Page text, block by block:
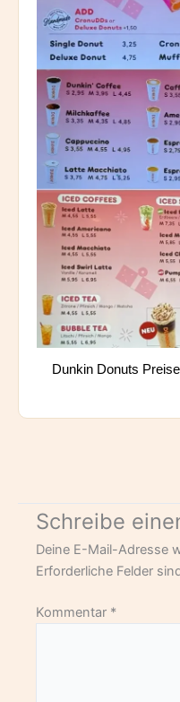
Dunkin Donuts
Schreibe
Deine E-Mail-Adresse
Erforderliche Felder
Kommentar *